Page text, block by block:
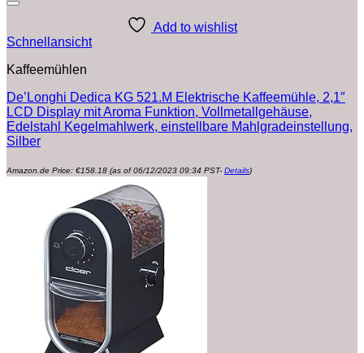
Add to wishlist
Schnellansicht
Kaffeemühlen
De’Longhi Dedica KG 521.M Elektrische Kaffeemühle, 2,1″
LCD Display mit Aroma Funktion, Vollmetallgehäuse,
Edelstahl Kegelmahlwerk, einstellbare Mahlgradeinstellung,
Silber
Amazon.de Price: €158.18 (as of 06/12/2023 09:34 PST- Details)